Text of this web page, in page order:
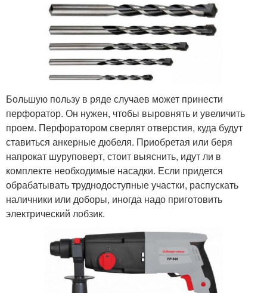
Большую пользу в ряде случаев может принести
перфоратор. Он нужен, чтобы выровнять и увеличить
проем. Перфоратором сверлят отверстия, куда будут
ставиться анкерные дюбеля. Приобретая или беря
напрокат шуруповерт, стоит выяснить, идут ли в
комплекте необходимые насадки. Если придется
обрабатывать труднодоступные участки, распускать
наличники или доборы, иногда надо приготовить
электрический лобзик.